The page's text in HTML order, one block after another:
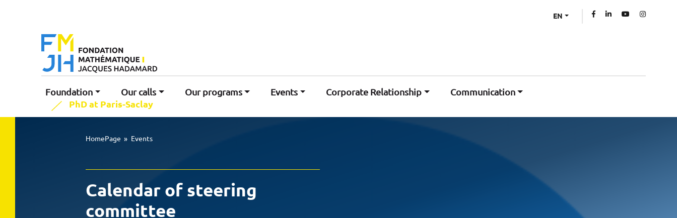
EN
Foundation Our calls Our programs Events Corporate Relationship
Communication
PhD at Paris-Saclay
HomePage » Events
Calendar of steering
committee